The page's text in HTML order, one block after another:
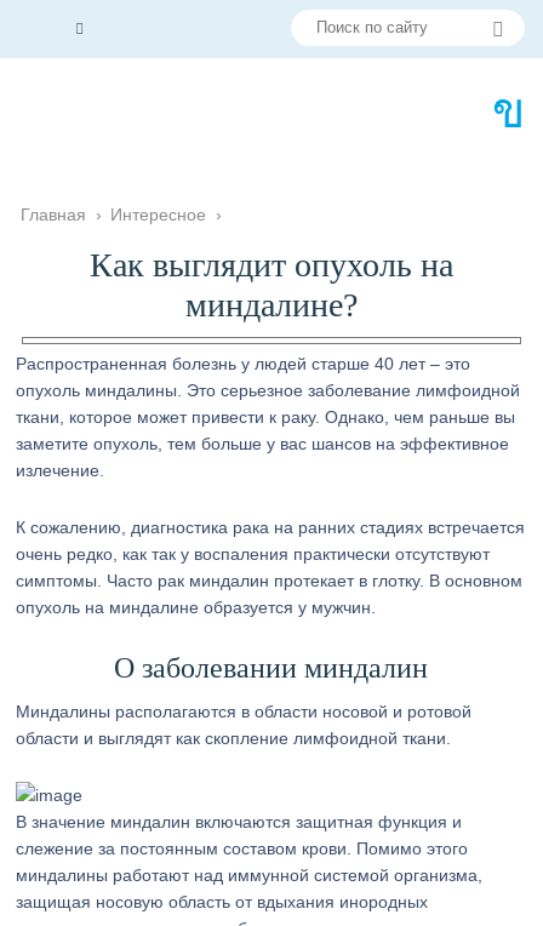
Главная › Интересное ›
Как выглядит опухоль на
миндалине?
Распространенная болезнь у людей старше 40 лет – это
опухоль миндалины. Это серьезное заболевание лимфоидной
ткани, которое может привести к раку. Однако, чем раньше вы
заметите опухоль, тем больше у вас шансов на эффективное
излечение.
К сожалению, диагностика рака на ранних стадиях встречается
очень редко, как так у воспаления практически отсутствуют
симптомы. Часто рак миндалин протекает в глотку. В основном
опухоль на миндалине образуется у мужчин.
О заболевании миндалин
Миндалины располагаются в области носовой и ротовой
области и выглядят как скопление лимфоидной ткани.
В значение миндалин включаются защитная функция и
слежение за постоянным составом крови. Помимо этого
миндалины работают над иммунной системой организма,
защищая носовую область от вдыхания инородных